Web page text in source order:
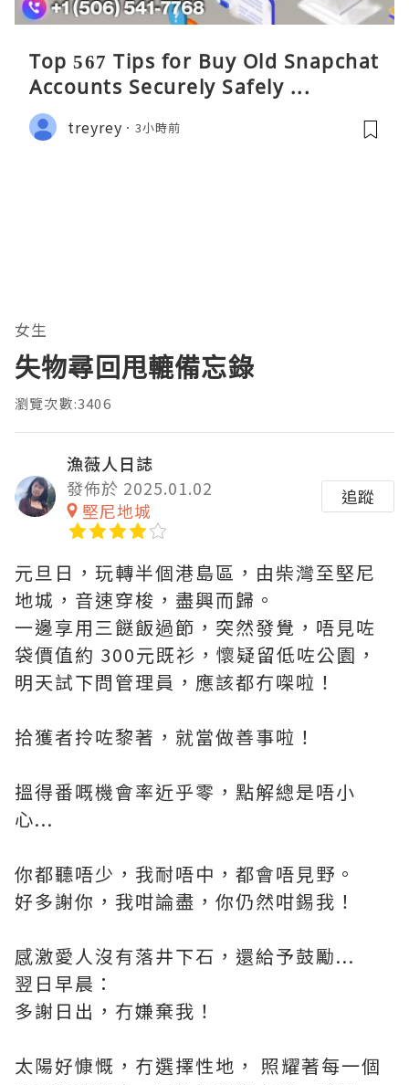
Top 567 Tips for Buy Old Snapchat
Accounts Securely Safely ...
treyrey 3小時前
女生
失物尋回甩轆備忘錄
瀏覽次數:3406
漁薇人日誌
發佈於 2025.01.02
堅尼地城
追蹤
元旦日，玩轉半個港島區，由柴灣至堅尼
地城，音速穿梭，盡興而歸。
一邊享用三餸飯過節，突然發覺，唔見咗
袋價值約 300元既衫，懷疑留低咗公園，
明天試下問管理員，應該都冇㗎啦！
拾獲者拎咗黎著，就當做善事啦！
搵得番嘅機會率近乎零，點解總是唔小
心...
你都聽唔少，我耐唔中，都會唔見野。
好多謝你，我咁論盡，你仍然咁錫我！
感激愛人沒有落井下石，還給予鼓勵...
翌日早晨：
多謝日出，冇嫌棄我！
太陽好慷慨，冇選擇性地， 照耀著每一個